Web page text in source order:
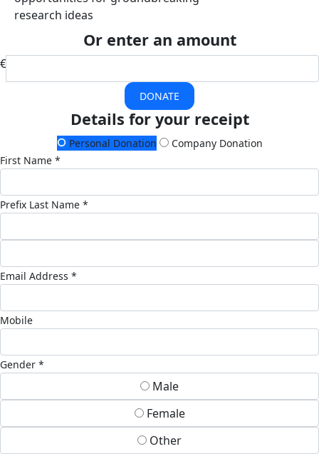
research ideas
Or enter an amount
€
DONATE
Details for your receipt
Personal Donation
Company Donation
First Name *
Prefix Last Name *
Email Address *
Mobile
Gender *
Male
Female
Other